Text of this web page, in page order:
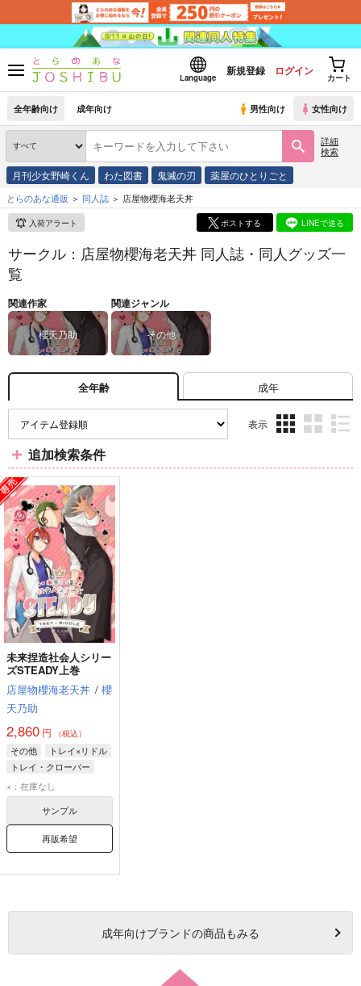
Language
新規登録 ログイン
カート
全年齢向け 成年向け 男性向け 女性向け
詳細
検索
月刊少女野崎くん わた図書 鬼滅の刃 薬屋のひとりごと
とらのあな通販 同人誌 店屋物櫻海老天丼
入荷アラート ポストする LINEで送る
サークル：店屋物櫻海老天丼 同人誌・同人グッズ一
覧
関連作家
櫻天乃助
関連ジャンル
その他
全年齢 成年
表示
ム
ム
ム
追加検索条件
未来捏造社会人シリー
ズSTEADY上巻
店屋物櫻海老天丼 / 櫻
天乃助
2,860 円 （税込）
その他
トレイ×リドル
トレイ・クローバー
リドル・ローズハート
×：在庫なし
サンプル
再販希望
成年向けブランドの商品もみる